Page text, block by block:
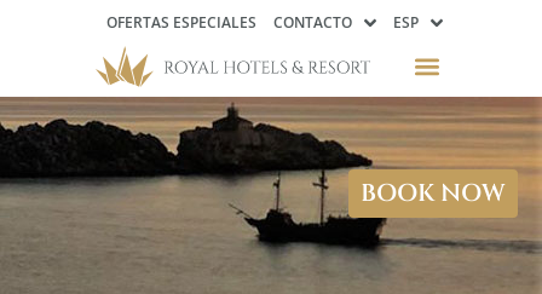
OFERTAS ESPECIALES CONTACTO ESP
BOOK NOW